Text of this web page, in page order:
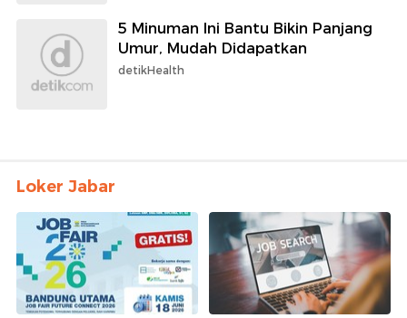
5 Minuman Ini Bantu Bikin Panjang
Umur, Mudah Didapatkan
detikHealth
Loker Jabar